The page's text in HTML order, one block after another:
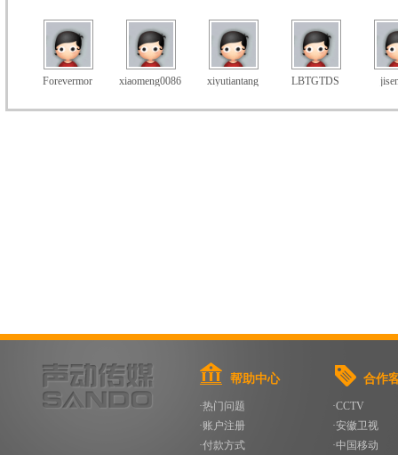
Forevermor xiaomeng0086 xiyutiantang LBTGTDS
帮助中心
·热门问题
·账户注册
·付款方式
合作
·CCTV
·安徽卫视
·中国移动